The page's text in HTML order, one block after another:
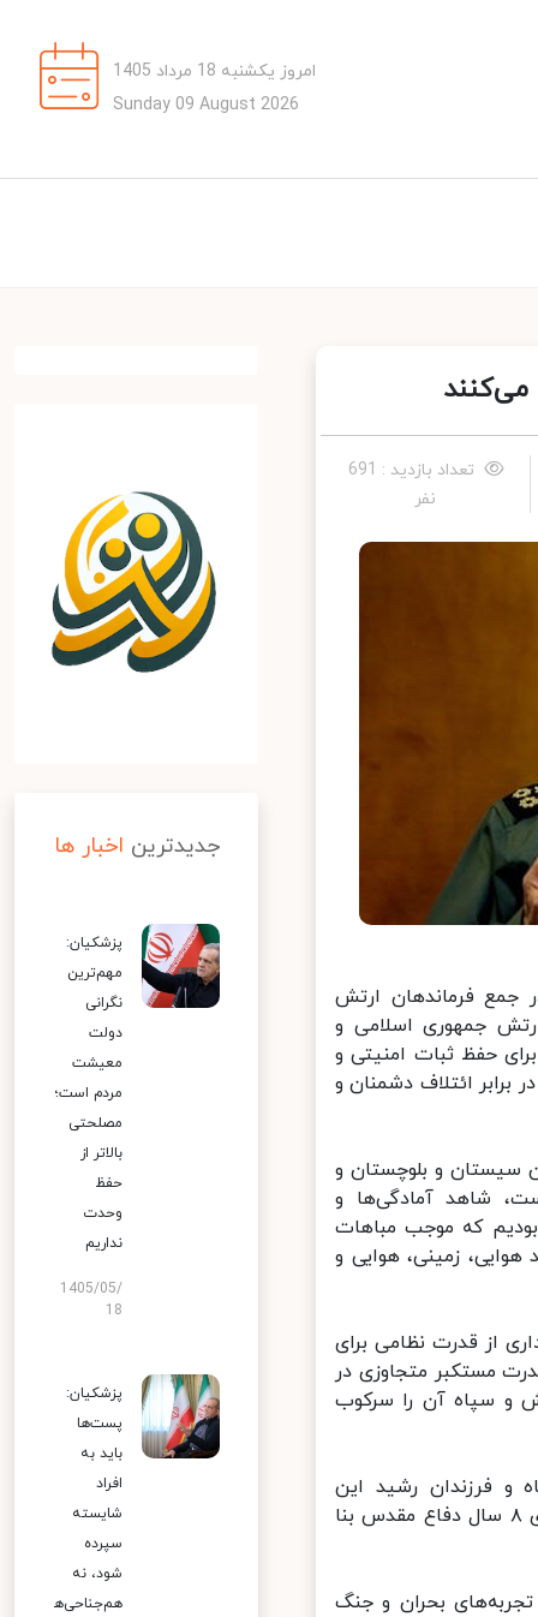
امروز یکشنبه 18 مرداد 1405
Sunday 09 August 2026
تعداد بازدید : 691
نفر
جمع فرماندهان ارتش
۱۴۰۰، اظهار داشت: ارتش جمهوری اسلامی و
حفظ ثبات امنیتی و
ائتلاف دشمنان و
و بلوچستان و
شاهد آمادگی‌ها و
که موجب مباهات
زمینی، هوایی و
برخورداری از قدرت نظامی برای
مستکبر متجاوزی در
و سپاه آن را سرکوب
و فرزندان رشید این
سرزمین، شاکله قدرت دفاعی کشور را بر پایه میراث ملی، تاریخی و راهبردی ۸ سال دفاع مقدس بنا
بحران و جنگ
جدیدترین اخبار ها
پزشکیان:
مهم‌ترین
نگرانی
دولت
معیشت
مردم است؛
مصلحتی
بالاتر از
حفظ
وحدت
نداریم
1405/05/
18
پزشکیان:
پست‌ها
باید به
افراد
شایسته
سپرده
شود، نه
هم‌جناحی‌ه